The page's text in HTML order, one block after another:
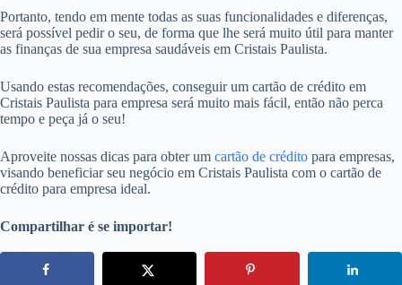
Portanto, tendo em mente todas as suas funcionalidades e diferenças,
será possível pedir o seu, de forma que lhe será muito útil para manter
as finanças de sua empresa saudáveis em Cristais Paulista.
Usando estas recomendações, conseguir um cartão de crédito em
Cristais Paulista para empresa será muito mais fácil, então não perca
tempo e peça já o seu!
Aproveite nossas dicas para obter um cartão de crédito para empresas,
visando beneficiar seu negócio em Cristais Paulista com o cartão de
crédito para empresa ideal.
Compartilhar é se importar!